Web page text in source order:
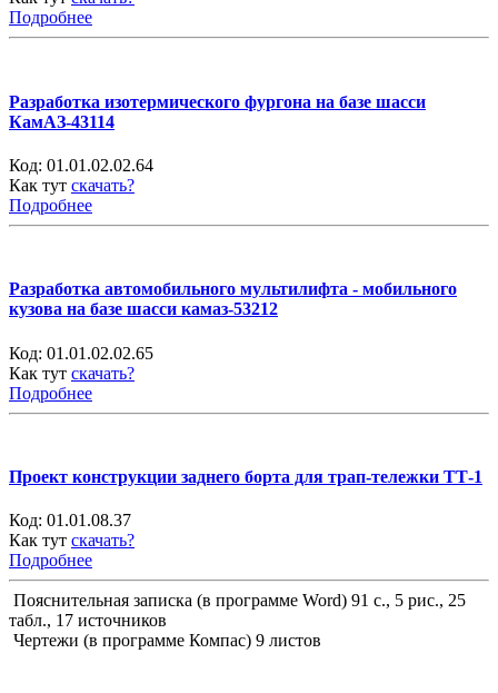
Подробнее
Разработка изотермического фургона на базе шасси
КамАЗ-43114
Код: 01.01.02.02.64
Как тут скачать?
Подробнее
Разработка автомобильного мультилифта - мобильного
кузова на базе шасси камаз-53212
Код: 01.01.02.02.65
Как тут скачать?
Подробнее
Проект конструкции заднего борта для трап-тележки ТТ-1
Код: 01.01.08.37
Как тут скачать?
Подробнее
Пояснительная записка (в программе Word) 91 с., 5 рис., 25
табл., 17 источников
Чертежи (в программе Компас) 9 листов